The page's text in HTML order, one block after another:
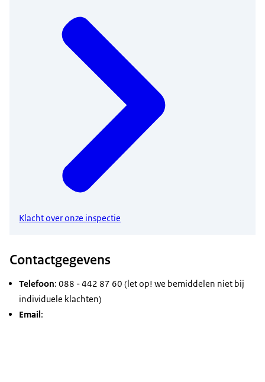
Klacht over onze inspectie
Contactgegevens
Telefoon: 088 - 442 87 60 (let op! we bemiddelen niet bij
individuele klachten)
Email: